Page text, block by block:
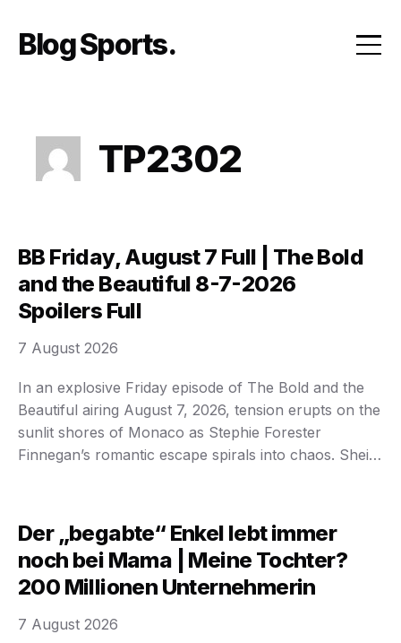
content
Blog Sports
TP2302
BB Friday, August 7 Full | The Bold
and the Beautiful 8-7-2026
Spoilers Full
In an explosive Friday episode of The Bold and the
Beautiful airing August 7, 2026, tension erupts on the
sunlit shores of Monaco as Stephie Forester
Finnegan’s romantic escape spirals into chaos. Sheila
obsession overseas and stirring turmoil back in …
7 August 2026
Der „begabte“ Enkel lebt immer
noch bei Mama | Meine Tochter?
200 Millionen Unternehmerin
7 August 2026